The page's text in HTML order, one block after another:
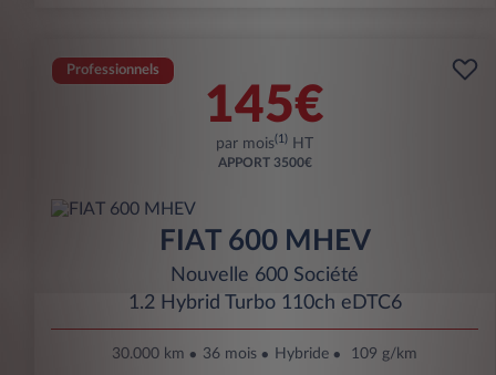
Professionnels
145€
par mois(1) HT
APPORT 3500€
FIAT 600 MHEV
Nouvelle 600 Société
1.2 Hybrid Turbo 110ch eDTC6
30.000 km 36 mois Hybride 109 g/km